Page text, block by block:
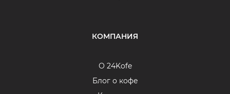
КОМПАНИЯ
О 24Kofe
Блог о кофе